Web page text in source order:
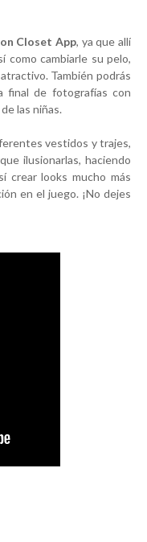
Closet App, ya que allí
como cambiarle su pelo,
También podrás
final de fotografías con
las niñas.
vestidos y trajes,
ilusionarlas, haciendo
crear looks mucho más
en el juego. ¡No dejes